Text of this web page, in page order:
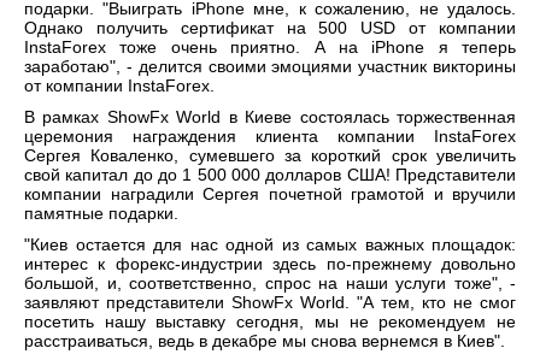
подарки. "Выиграть iPhone мне, к сожалению, не удалось.
Однако получить сертификат на 500 USD от компании
InstaForex тоже очень приятно. А на iPhone я теперь
заработаю", - делится своими эмоциями участник викторины
от компании InstaForex.
В рамках ShowFx World в Киеве состоялась торжественная
церемония награждения клиента компании InstaForex
Сергея Коваленко, сумевшего за короткий срок увеличить
свой капитал до до 1 500 000 долларов США! Представители
компании наградили Сергея почетной грамотой и вручили
памятные подарки.
"Киев остается для нас одной из самых важных площадок:
интерес к форекс-индустрии здесь по-прежнему довольно
большой, и, соответственно, спрос на наши услуги тоже", -
заявляют представители ShowFx World. "А тем, кто не смог
посетить нашу выставку сегодня, мы не рекомендуем не
расстраиваться, ведь в декабре мы снова вернемся в Киев".